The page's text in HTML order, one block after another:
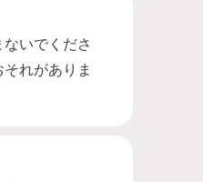
いでくださ
れがありま